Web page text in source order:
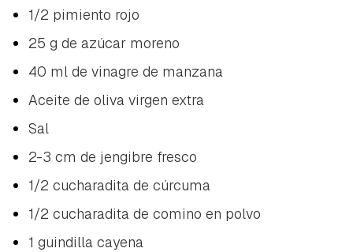
1/2 pimiento rojo
25 g de azúcar moreno
40 ml de vinagre de manzana
Aceite de oliva virgen extra
Sal
2-3 cm de jengibre fresco
1/2 cucharadita de cúrcuma
1/2 cucharadita de comino en polvo
1 guindilla cayena